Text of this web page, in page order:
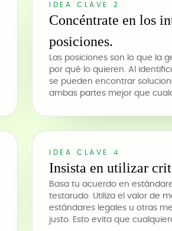
IDEA CLAVE 2
Concéntrate en los
posiciones.
Las posiciones son lo que la
por qué lo quieren. Al
se pueden encontrar
ambas partes mejor que
IDEA CLAVE 4
Insista en utilizar
Basa tu acuerdo en
testarudo. Utiliza el valor de
estándares legales u otras
justo. Esto evita que